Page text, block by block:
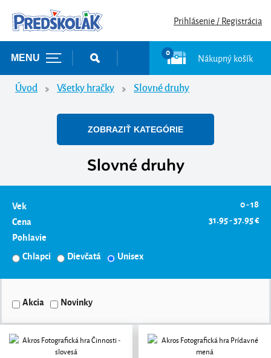
Prihlásenie / Registrácia
MENU
0 Nákupný košík
Úvod Všetky hračky Slovné druhy
ZOBRAZIŤ KATEGÓRIE
Slovné druhy
Vek
0 - 18
Cena
31.95 - 37.95 €
Pohlavie
Chlapci
Dievčatá Unisex
Akcia Novinky